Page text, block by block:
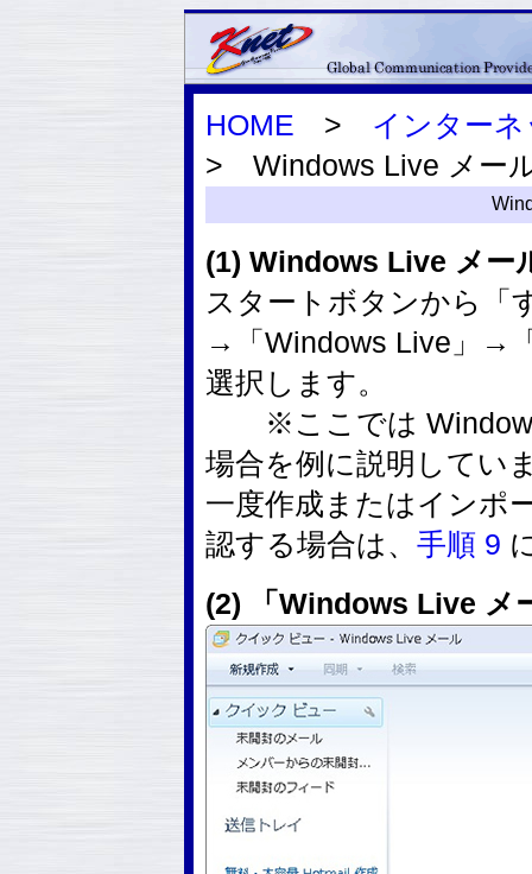
HOME > インター
> Windows Live メー
(1) Windows Live メー
スタートボタンから「
→「Windows Live」→
選択します。
※ここでは Windows
場合を例に説明してい
一度作成またはインポ
認する場合は、 手順 9
(2) 「Windows Live メ